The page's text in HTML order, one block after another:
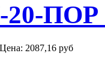
ПОР
Цена: 2087,16 руб